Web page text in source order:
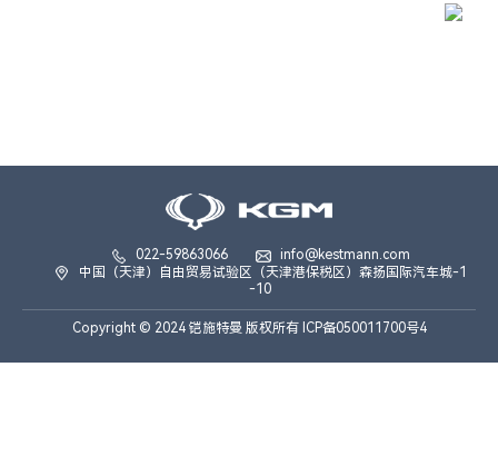
022-59863066
info@kestmann.com
中国（天津）自由贸易试验区（天津港保税区）森扬国际汽车城-1
-10
Copyright © 2024 铠施特曼 版权所有 ICP备050011700号4